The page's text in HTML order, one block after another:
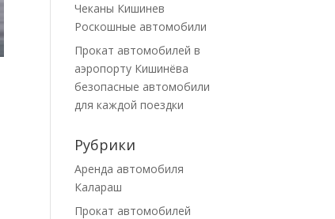
Чеканы Кишинев
Роскошные автомобили
Прокат автомобилей в
аэропорту Кишинёва
безопасные автомобили
для каждой поездки
Рубрики
Аренда автомобиля
Калараш
Прокат автомобилей